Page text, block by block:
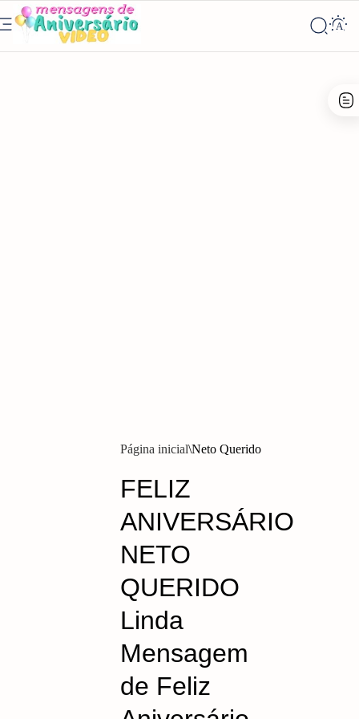
Página inicial Neto Querido
FELIZ
ANIVERSÁRIO
NETO
QUERIDO
Linda
Mensagem
de Feliz